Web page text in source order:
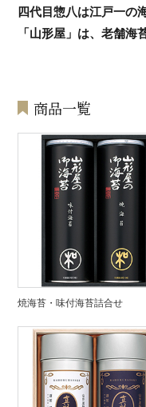
四代目惣八は江戸一の
「山形屋」は、老舗海
商品一覧
焼海苔・味付海苔詰合せ